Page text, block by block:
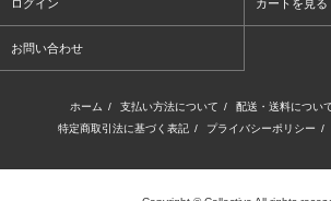
ログイン カートを見る
お問い合わせ
ホーム / 支払い方法について / 配送・送料につい
特定商取引法に基づく表記 / プライバシーポリシー /